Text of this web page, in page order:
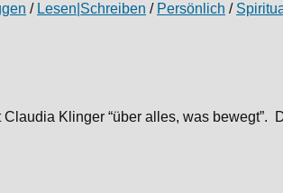
/ Lesen|Schreiben / Persönlich /
Klinger “über alles, was bewegt”.